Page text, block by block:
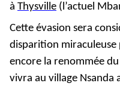
à Thysville (l’actuel
Cette évasion sera
disparition miraculeuse
encore la renommée
vivra au village Nsanda